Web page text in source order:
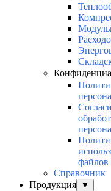
файлов
Справочник
Продукция
▼